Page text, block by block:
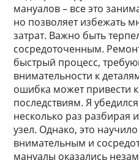
мануалов – все это
но позволяет избежать
затрат. Важно быть
сосредоточенным.
быстрый процесс,
внимательности к
ошибка может привести
последствиям. Я
несколько раз разбирая
узел. Однако, это
внимательным и
мануалы оказались